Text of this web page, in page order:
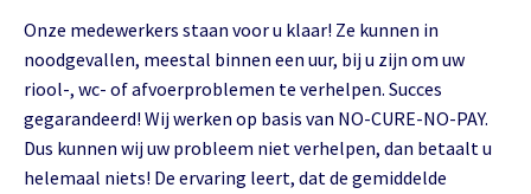
Onze medewerkers staan voor u klaar! Ze kunnen in
noodgevallen, meestal binnen een uur, bij u zijn om uw
riool-, wc- of afvoerproblemen te verhelpen. Succes
gegarandeerd! Wij werken op basis van NO-CURE-NO-PAY.
Dus kunnen wij uw probleem niet verhelpen, dan betaalt u
helemaal niets! De ervaring leert, dat de gemiddelde